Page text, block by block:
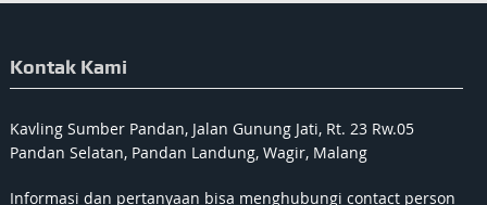
Kontak Kami
Kavling Sumber Pandan, Jalan Gunung Jati, Rt. 23 Rw.05
Pandan Selatan, Pandan Landung, Wagir, Malang
Informasi dan pertanyaan bisa menghubungi contact person